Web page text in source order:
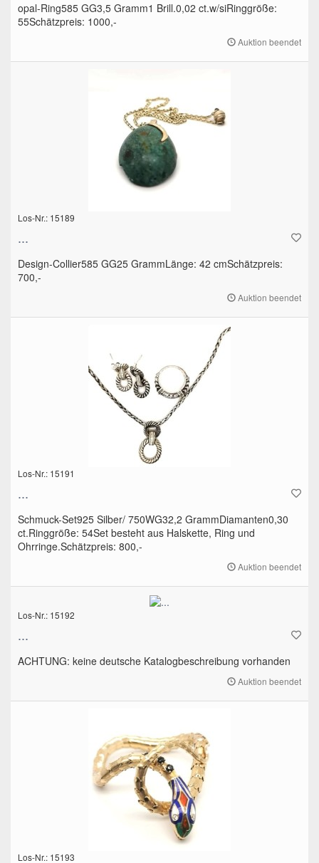
opal-Ring585 GG3,5 Gramm1 Brill.0,02 ct.w/siRinggröße:
55Schätzpreis: 1000,-
Auktion beendet
Los-Nr.: 15189
...
Design-Collier585 GG25 GrammLänge: 42 cmSchätzpreis:
700,-
Auktion beendet
Los-Nr.: 15191
...
Schmuck-Set925 Silber/ 750WG32,2 GrammDiamanten0,30
ct.Ringgröße: 54Set besteht aus Halskette, Ring und
Ohrringe.Schätzpreis: 800,-
Auktion beendet
Los-Nr.: 15192
...
ACHTUNG: keine deutsche Katalogbeschreibung vorhanden
Auktion beendet
Los-Nr.: 15193